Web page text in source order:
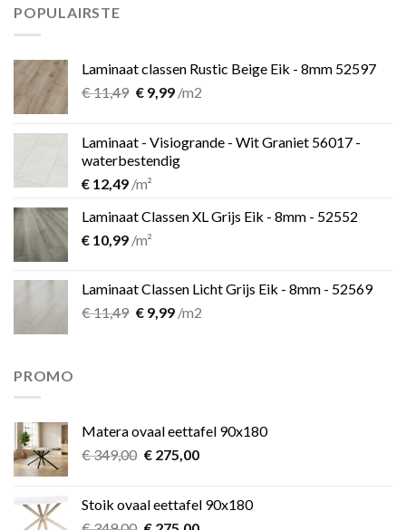
POPULAIRSTE
Laminaat classen Rustic Beige Eik - 8mm 52597
€11,49 Oorspronkelijke
€ 11,49.
€9,99Huidige
€ 9,99.
/m2
Laminaat - Visiogrande - Wit Graniet 56017 -
waterbestendig
€ 12,49 /m²
Laminaat Classen XL Grijs Eik - 8mm - 52552
€ 10,99 /m²
Laminaat Classen Licht Grijs Eik - 8mm - 52569
€11,49 Oorspronkelijke
€9,99Huidige
/m2
PROMO
Matera ovaal eettafel 90x180
€349,00 Oorspronkelijke
€ 349,00.
€275,00Huidige
€ 275,00.
Stoik ovaal eettafel 90x180